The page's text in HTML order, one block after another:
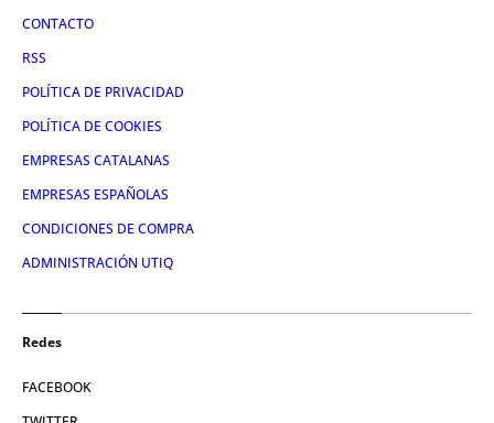
CONTACTO
RSS
POLÍTICA DE PRIVACIDAD
POLÍTICA DE COOKIES
EMPRESAS CATALANAS
EMPRESAS ESPAÑOLAS
CONDICIONES DE COMPRA
ADMINISTRACIÓN UTIQ
Redes
FACEBOOK